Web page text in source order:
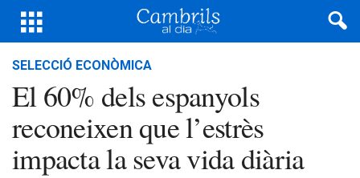
SELECCIÓ ECONÒMICA
El 60% dels espanyols
reconeixen que l’estrès
impacta la seva vida diària